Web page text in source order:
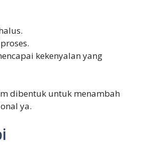
kekenyalan yang
dibentuk untuk menambah
ya.